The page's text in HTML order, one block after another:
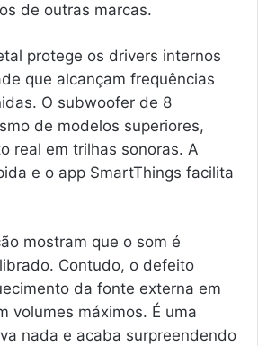
de outras marcas.
protege os drivers internos
que alcançam frequências
O subwoofer de 8
de modelos superiores,
real em trilhas sonoras. A
e o app SmartThings facilita
mostram que o som é
Contudo, o defeito
da fonte externa em
volumes máximos. É uma
nada e acaba surpreendendo